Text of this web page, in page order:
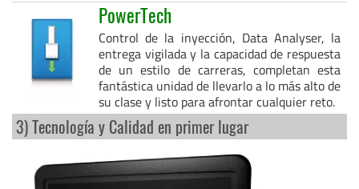
PowerTech
Control de la inyección, Data Analyser, la
entrega vigilada y la capacidad de respuesta
de un estilo de carreras, completan esta
fantástica unidad de llevarlo a lo más alto de
su clase y listo para afrontar cualquier reto.
3) Tecnología y Calidad en primer lugar